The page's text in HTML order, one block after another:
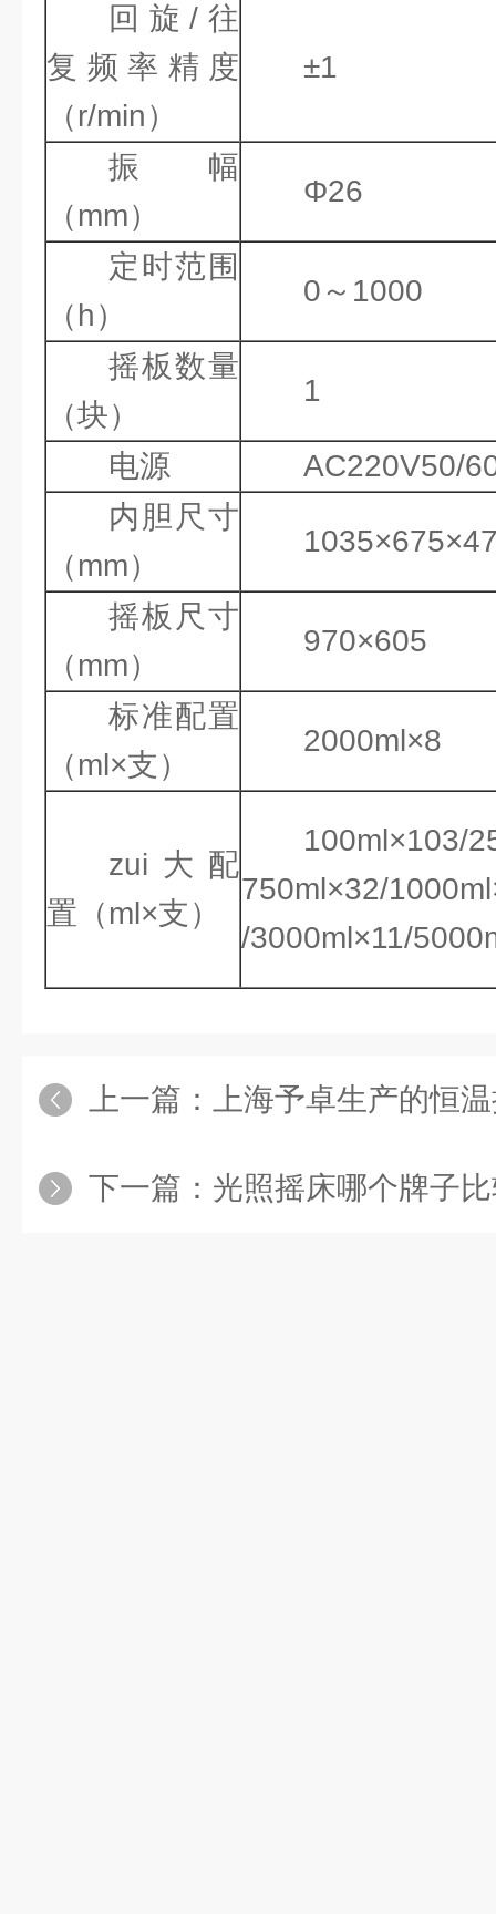
回旋/往
复频率精度
（r/min）
±1
振幅
（mm）
Φ26
定时范围
（h）
0～1000
摇板数量
（块）
1
电源
AC220V50/
内胆尺寸
（mm）
摇板尺寸
（mm）
970×605
标准配置
（ml×支）
2000ml×8
zui大配
置（ml×支）
100ml×103/
750ml×32/
/3000ml×11/
上一篇： 上海予卓生产的恒
下一篇： 光照摇床哪个牌子比较